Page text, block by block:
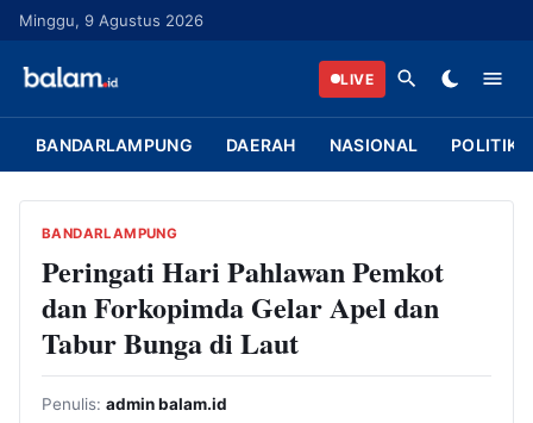
u
Minggu, 9 Agustus 2026
LIVE
BANDARLAMPUNG DAERAH NASIONAL POLITIK
BANDARLAMPUNG
Peringati Hari Pahlawan Pemkot
dan Forkopimda Gelar Apel dan
Tabur Bunga di Laut
Penulis: admin balam.id